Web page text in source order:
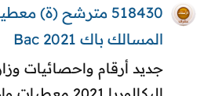
518430 مترشح
المسالك باك 2021 Bac
جديد أرقام واحصائيات